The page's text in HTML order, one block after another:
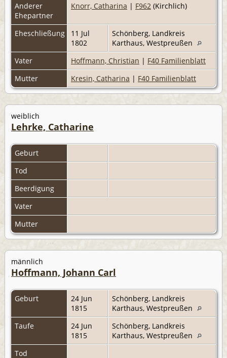
Anderer
Ehepartner
Knorr, Catharina | F962 (Kirchlich)
Eheschließung
11 Jul
1802
Schönberg, Landkreis
Karthaus, Westpreußen
Vater
Hoffmann, Christian | F40 Familienblatt
Mutter
Kresin, Catharina | F40 Familienblatt
weiblich
Lehrke, Catharine
Geburt
Tod
Beerdigung
Vater
Mutter
männlich
Hoffmann, Johann Carl
Geburt
24 Jun
1815
Schönberg, Landkreis
Karthaus, Westpreußen
Taufe
24 Jun
1815
Schönberg, Landkreis
Karthaus, Westpreußen
Tod